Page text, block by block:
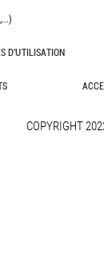
D'UTILISATION
COPYRIGHT